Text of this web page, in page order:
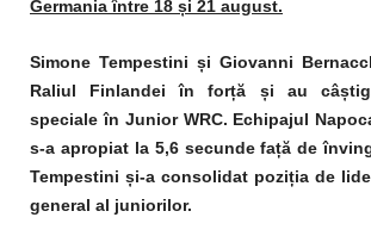
Germania între 18 și 21 august.
Simone Tempestini și Giovanni
Raliul Finlandei în forță și au câș
speciale în Junior WRC. Echipajul
s-a apropiat la 5,6 secunde față de
Tempestini și-a consolidat poziția de
general al juniorilor.